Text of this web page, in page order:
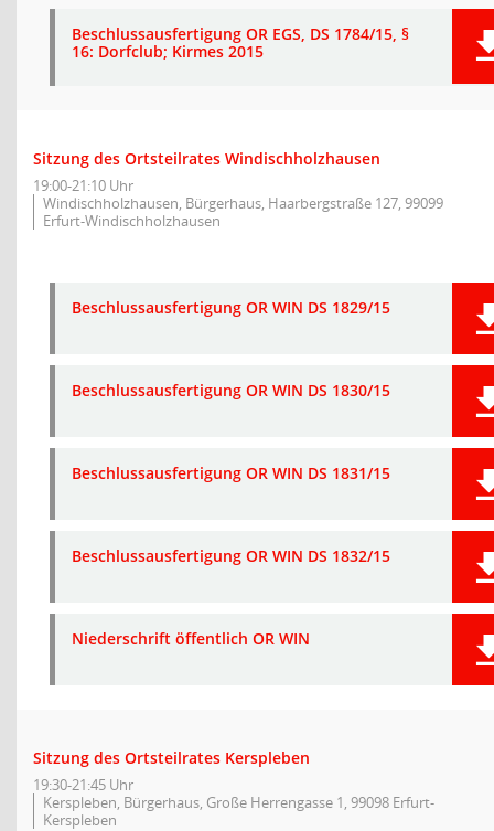
Beschlussausfertigung OR EGS, DS 1784/15, §
16: Dorfclub; Kirmes 2015
Sitzung des Ortsteilrates Windischholzhausen
19:00-21:10 Uhr
Windischholzhausen, Bürgerhaus, Haarbergstraße 127, 99099
Erfurt-Windischholzhausen
Beschlussausfertigung OR WIN DS 1829/15
Beschlussausfertigung OR WIN DS 1830/15
Beschlussausfertigung OR WIN DS 1831/15
Beschlussausfertigung OR WIN DS 1832/15
Niederschrift öffentlich OR WIN
Sitzung des Ortsteilrates Kerspleben
19:30-21:45 Uhr
Kerspleben, Bürgerhaus, Große Herrengasse 1, 99098 Erfurt-
Kerspleben